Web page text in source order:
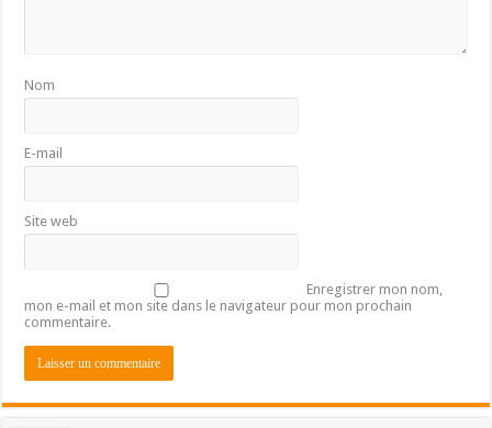
Nom
E-mail
Site web
Enregistrer mon nom,
mon e-mail et mon site dans le navigateur pour mon prochain
commentaire.